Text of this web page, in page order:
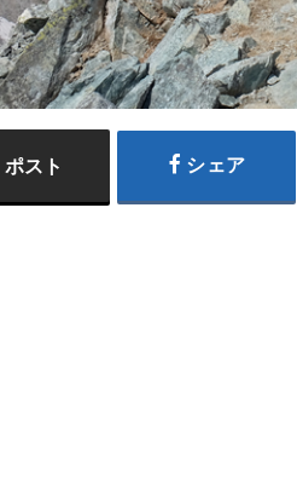
ポスト シェア